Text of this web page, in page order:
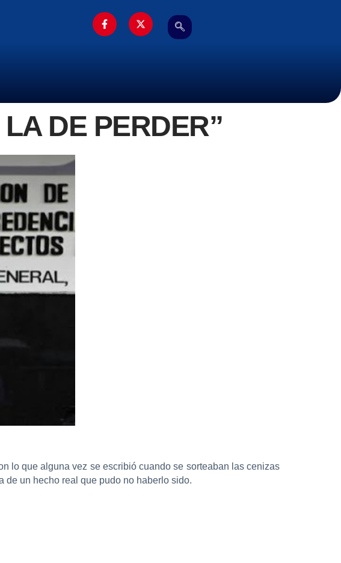
DE PERDER”
lo que alguna vez se escribió cuando se sorteaban las cenizas
de un hecho real que pudo no haberlo sido.